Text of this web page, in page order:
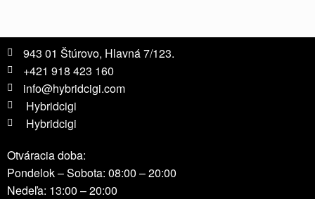
943 01 Štúrovo, Hlavná 7/123.
+421 918 423 160
info@hybridcigi.com
Hybridcigi
Hybridcigi
Otváracia doba:
Pondelok – Sobota: 08:00 – 20:00
Nedeľa: 13:00 – 20:00